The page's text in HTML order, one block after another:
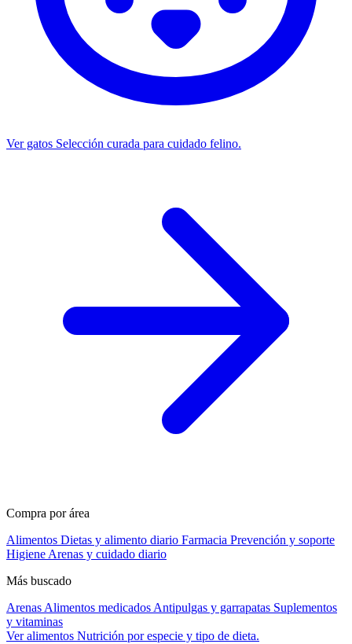
Ver gatos Selección curada para cuidado felino.
Compra por área
Alimentos Dietas y alimento diario Farmacia Prevención y soporte
Higiene Arenas y cuidado diario
Más buscado
Arenas Alimentos medicados Antipulgas y garrapatas Suplementos
y vitaminas
Ver alimentos Nutrición por especie y tipo de dieta.